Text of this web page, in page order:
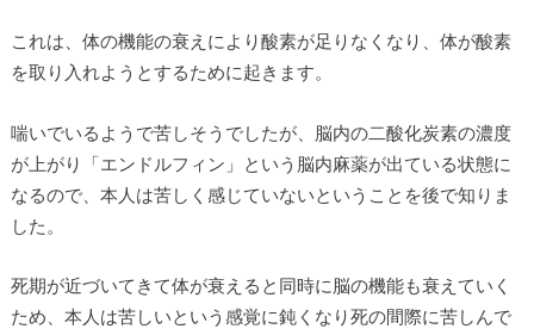
これは、体の機能の衰えにより酸素が足りなくなり、体が酸素
を取り入れようとするために起きます。
喘いでいるようで苦しそうでしたが、脳内の二酸化炭素の濃度
が上がり「エンドルフィン」という脳内麻薬が出ている状態に
なるので、本人は苦しく感じていないということを後で知りま
した。
死期が近づいてきて体が衰えると同時に脳の機能も衰えていく
ため、本人は苦しいという感覚に鈍くなり死の間際に苦しんで